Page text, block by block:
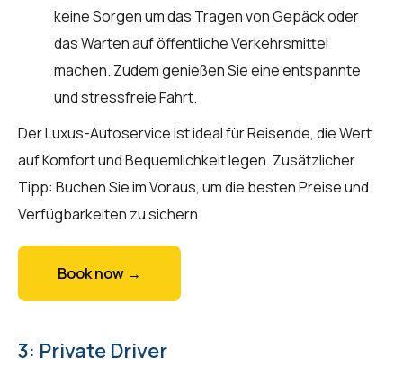
keine Sorgen um das Tragen von Gepäck oder
das Warten auf öffentliche Verkehrsmittel
machen. Zudem genießen Sie eine entspannte
und stressfreie Fahrt.
Der Luxus-Autoservice ist ideal für Reisende, die Wert
auf Komfort und Bequemlichkeit legen. Zusätzlicher
Tipp: Buchen Sie im Voraus, um die besten Preise und
Verfügbarkeiten zu sichern.
Book now →
3: Private Driver